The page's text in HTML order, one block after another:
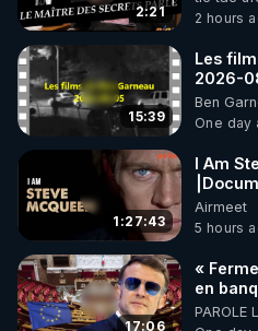
2:21
trump
2 hours
15:39
Les
2026-
Ben
One day
1:27:43
I Am
Cinema
Airmeet
5 hours
17:06
«
en
impose
PAROLE